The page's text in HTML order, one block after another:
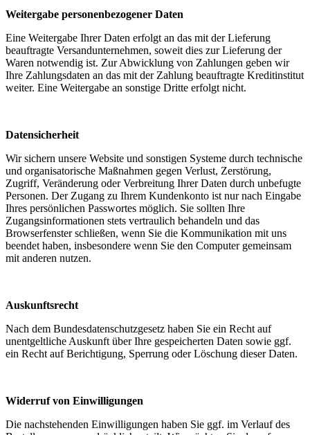
Weitergabe personenbezogener Daten
Eine Weitergabe Ihrer Daten erfolgt an das mit der Lieferung
beauftragte Versandunternehmen, soweit dies zur Lieferung der
Waren notwendig ist. Zur Abwicklung von Zahlungen geben wir
Ihre Zahlungsdaten an das mit der Zahlung beauftragte Kreditinstitut
weiter. Eine Weitergabe an sonstige Dritte erfolgt nicht.
Datensicherheit
Wir sichern unsere Website und sonstigen Systeme durch technische
und organisatorische Maßnahmen gegen Verlust, Zerstörung,
Zugriff, Veränderung oder Verbreitung Ihrer Daten durch unbefugte
Personen. Der Zugang zu Ihrem Kundenkonto ist nur nach Eingabe
Ihres persönlichen Passwortes möglich. Sie sollten Ihre
Zugangsinformationen stets vertraulich behandeln und das
Browserfenster schließen, wenn Sie die Kommunikation mit uns
beendet haben, insbesondere wenn Sie den Computer gemeinsam
mit anderen nutzen.
Auskunftsrecht
Nach dem Bundesdatenschutzgesetz haben Sie ein Recht auf
unentgeltliche Auskunft über Ihre gespeicherten Daten sowie ggf.
ein Recht auf Berichtigung, Sperrung oder Löschung dieser Daten.
Widerruf von Einwilligungen
Die nachstehenden Einwilligungen haben Sie ggf. im Verlauf des